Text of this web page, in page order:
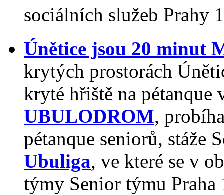
sociálních služeb Prahy
Únětice jsou 20 minut
krytých prostorách
kryté hřiště na pétanque
UBULODROM,
pétanque seniorů, stáže
Ubuliga, ve které se v
týmy Senior týmu Praha